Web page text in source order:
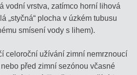
vodní vrstva, zatímco horní lihová
„styčná“ plocha v úzkém tubusu
smísení vody s lihem).
celoroční užívání zimní nemrznoucí
před zimní sezónou včasné